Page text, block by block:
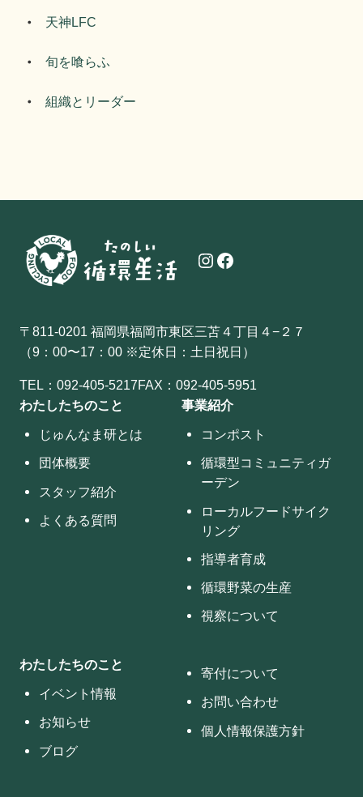
天神LFC
旬を喰らふ
組織とリーダー
Instagram Facebook
〒811-0201 福岡県福岡市東区三苫４丁目４−２７
（9：00〜17：00 ※定休日：土日祝日）
TEL：092-405-5217FAX：092-405-5951
わたしたちのこと
じゅんなま研とは
団体概要
スタッフ紹介
よくある質問
事業紹介
コンポスト
循環型コミュニティガ
ーデン
ローカルフードサイク
リング
指導者育成
循環野菜の生産
視察について
わたしたちのこと
イベント情報
お知らせ
ブログ
寄付について
お問い合わせ
個人情報保護方針